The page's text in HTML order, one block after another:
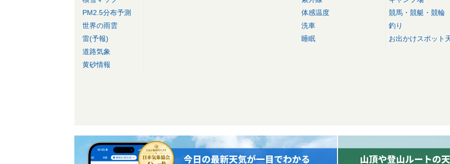
PM2.5分布予測
世界の雨雲
雷(予報)
道路気象
黄砂情報
体感温度
洗車
睡眠
競馬・競艇・競輪
釣り
お出かけスポット